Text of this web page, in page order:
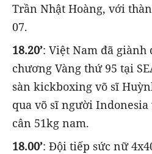
Trần Nhật Hoàng, với
07.
18.20’: Việt Nam đã giành
chương Vàng thứ 95 tại
sàn kickboxing võ sĩ
qua võ sĩ người Indonesia
cân 51kg nam.
18.00’: Đội tiếp sức nữ